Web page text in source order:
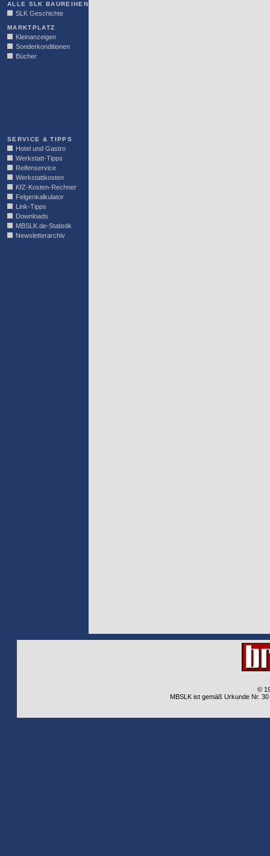
ALLE SLK BAUREIHEN
SLK Geschichte
MARKTPLATZ
Kleinanzeigen
Sonderkonditionen
Bücher
SERVICE & TIPPS
Hotel und Gastro
Werkstatt-Tipps
Reifenservice
Werkstattkosten
KfZ-Kosten-Rechner
Felgenkalkulator
Link-Tipps
Downloads
MBSLK.de-Statistik
Newsletterarchiv
©
MBSLK ist gemäß Urkunde Nr.